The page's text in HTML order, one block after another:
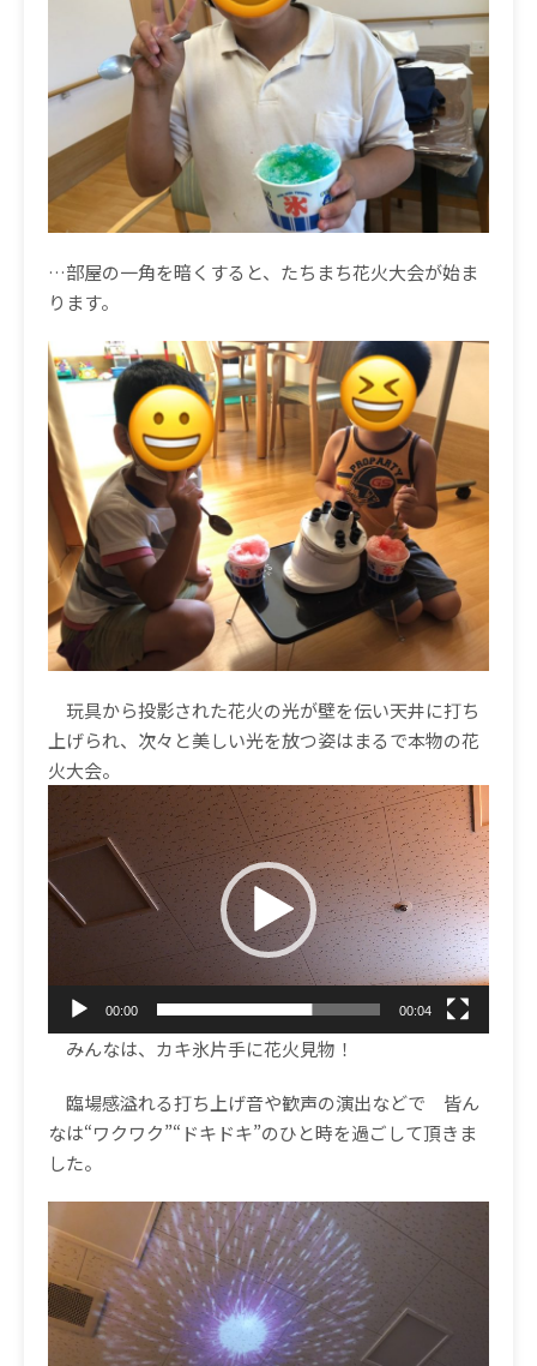
…部屋の一角を暗くすると、たちまち花火大会が始ま
ります。
玩具から投影された花火の光が壁を伝い天井に打ち
上げられ、次々と美しい光を放つ姿はまるで本物の花
火大会。
プ
レ
ー
00:00 00:04
みんなは、カキ氷片手に花火見物！
臨場感溢れる打ち上げ音や歓声の演出などで 皆ん
なは“ワクワク”“ ドキドキ”のひと時を過ごして頂きま
した。